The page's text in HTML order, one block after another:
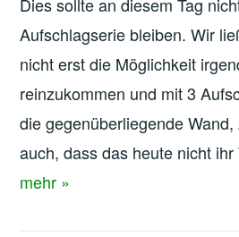
Dies sollte an diesem Tag
Aufschlagserie bleiben. Wir
nicht erst die Möglichkeit
reinzukommen und mit 3
die gegenüberliegende
auch, dass das heute nicht
mehr »